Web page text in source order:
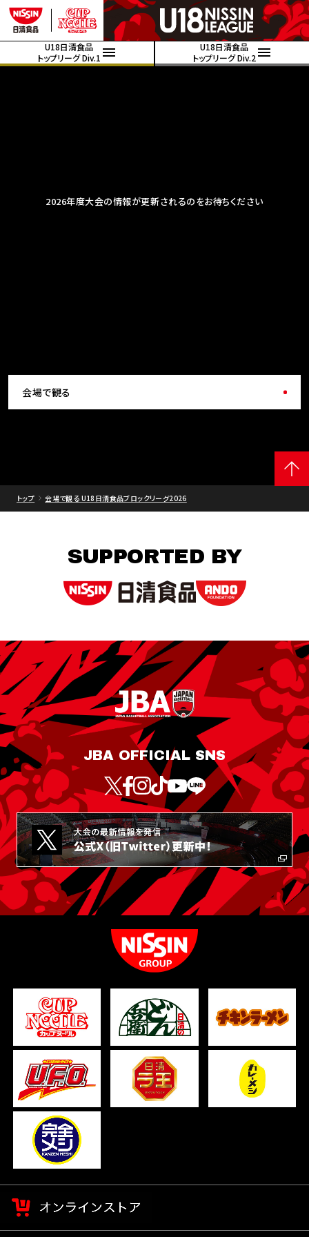
U18日清食品
トップリーグ Div.1
U18日清食品
トップリーグ Div.2
2026年度大会の情報が更新されるのをお待ちください
会場で観る
トップ 会場で観る U18日清食品ブロックリーグ2026
SUPPORTED BY
JBA OFFICIAL SNS